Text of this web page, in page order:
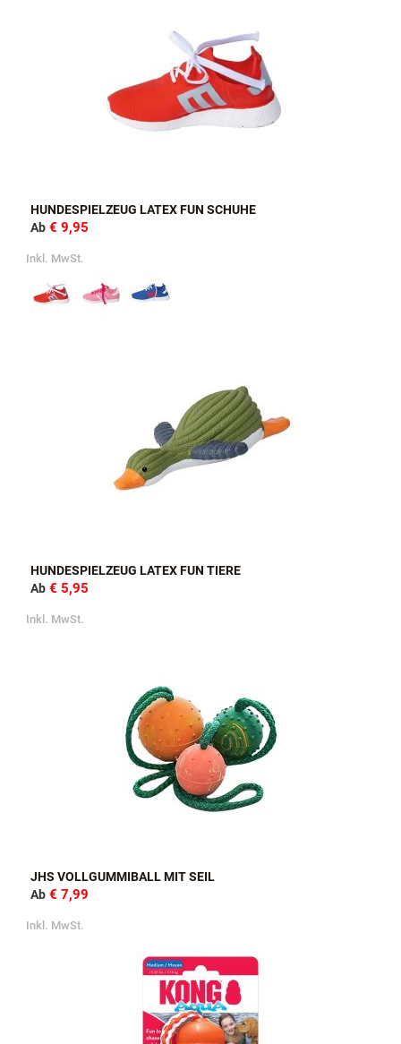
HUNDESPIELZEUG LATEX FUN SCHUHE
Ab € 9,95
Inkl. MwSt.
HUNDESPIELZEUG LATEX FUN TIERE
Ab € 5,95
Inkl. MwSt.
JHS VOLLGUMMIBALL MIT SEIL
Ab € 7,99
Inkl. MwSt.